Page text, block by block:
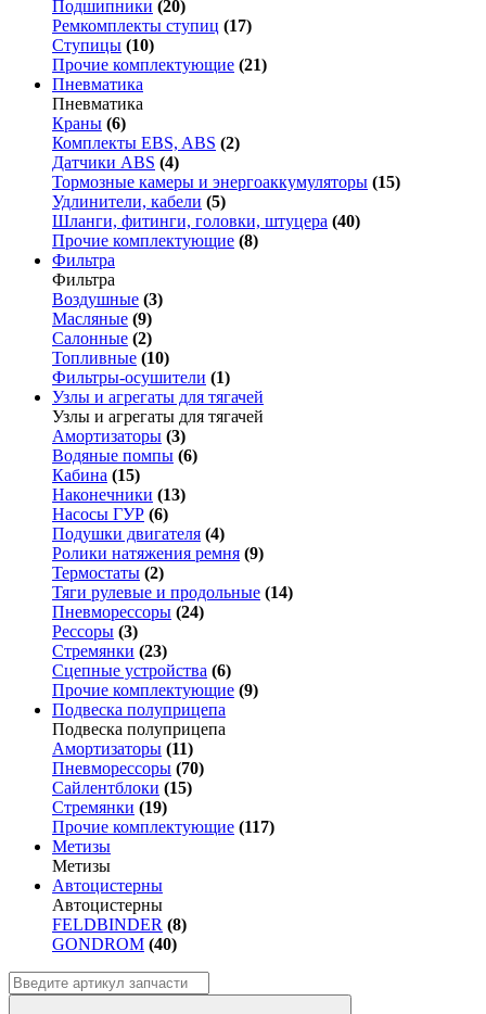
Подшипники (20)
Ремкомплекты ступиц (17)
Ступицы (10)
Прочие комплектующие (21)
Пневматика
Пневматика
Краны (6)
Комплекты EBS, ABS (2)
Датчики ABS (4)
Тормозные камеры и энергоаккумуляторы (15)
Удлинители, кабели (5)
Шланги, фитинги, головки, штуцера (40)
Прочие комплектующие (8)
Фильтра
Фильтра
Воздушные (3)
Масляные (9)
Салонные (2)
Топливные (10)
Фильтры-осушители (1)
Узлы и агрегаты для тягачей
Узлы и агрегаты для тягачей
Амортизаторы (3)
Водяные помпы (6)
Кабина (15)
Наконечники (13)
Насосы ГУР (6)
Подушки двигателя (4)
Ролики натяжения ремня (9)
Термостаты (2)
Тяги рулевые и продольные (14)
Пневморессоры (24)
Рессоры (3)
Стремянки (23)
Сцепные устройства (6)
Прочие комплектующие (9)
Подвеска полуприцепа
Подвеска полуприцепа
Амортизаторы (11)
Пневморессоры (70)
Сайлентблоки (15)
Стремянки (19)
Прочие комплектующие (117)
Метизы
Метизы
Автоцистерны
Автоцистерны
FELDBINDER (8)
GONDROM (40)